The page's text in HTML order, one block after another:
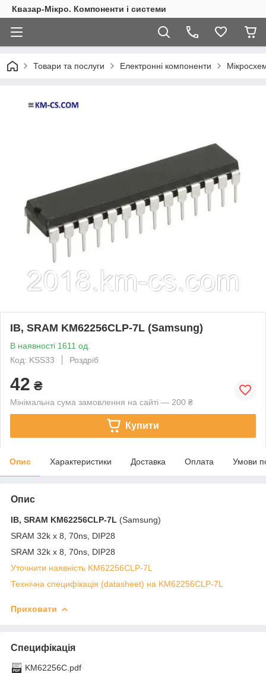
Квазар-Мікро. Компоненти і системи
Товари та послуги Електронні компоненти
ІВ, SRAM KM62256CLP-7L (Samsung)
В наявності 1611 од.
Код: KSS33
Роздріб
42 ₴
Мінімальна сума замовлення на сайті — 200 ₴
Купити
Опис Характеристики Доставка Оплата Умови
Опис
ІВ, SRAM KM62256CLP-7L (Samsung)
SRAM 32k x 8, 70ns, DIP28
SRAM 32k x 8, 70ns, DIP28
Уточнити наявність KM62256CLP-7L
Технічна специфікація (datasheet) на KM62256CLP-7L
Приховати
Специфікація
KM62256C.pdf